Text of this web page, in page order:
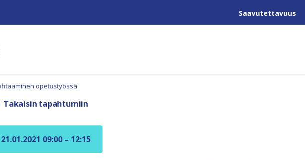
Saavutettavuus
opetustyössä
Takaisin tapahtumiin
21.01.2021 09:00 – 12:15